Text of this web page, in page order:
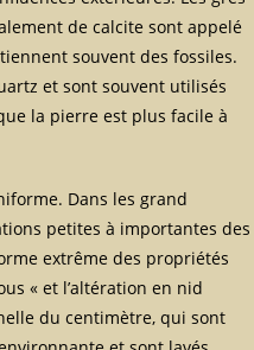
de calcite sont appelé
souvent des fossiles.
et sont souvent utilisés
la pierre est plus facile à
Dans les grand
petites à importantes des
extrême des propriétés
« et l’altération en nid
du centimètre, qui sont